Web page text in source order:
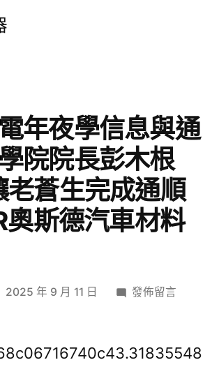
年夜學信息與通
院院長彭木根
蒼生完成通順
奧斯德汽車材料
2025 年 9 月 11 日
在
郵
發佈留言